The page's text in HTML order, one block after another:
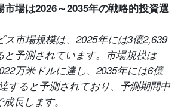
市場は2026～2035年の戦略的投資選
ス市場規模は、2025年には3億2,639
と予測されています。市場規模は
万米ドルに達し、2035年には6億
すると予測されており、予測期間中
長します。